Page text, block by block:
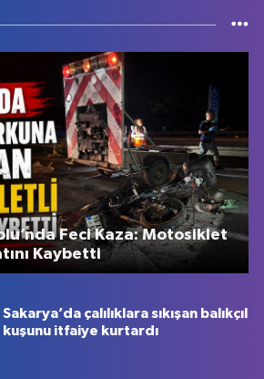
Feci Kaza: Motosiklet
Kaybetti
Sakarya’da çalılıklara sıkışan balıkçıl
kuşunu itfaiye kurtardı